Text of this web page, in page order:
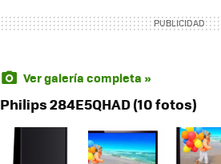
Ver galería completa »
Philips 284E5QHAD (10 fotos)